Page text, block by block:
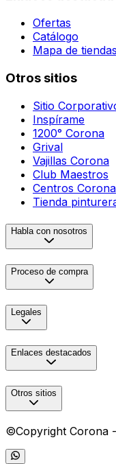
Ofertas
Catálogo
Mapa de tiendas
Otros sitios
Sitio
Inspírame
1200° Corona
Grival
Vajillas Corona
Club Maestros
Centros Corona
Tienda
Habla con nosotros
Proceso de compra
Legales
Enlaces destacados
Otros sitios
©Copyright Corona